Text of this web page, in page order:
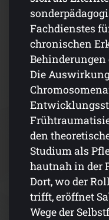
Fachdienstes
chronischen
Behinderungen
Die
den
Studium als
hautnah in der
Dort, wo der
trifft, eröffnet
Wege der